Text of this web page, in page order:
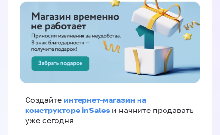
Создайте интернет-магазин на
конструкторе inSales и начните продавать
уже сегодня